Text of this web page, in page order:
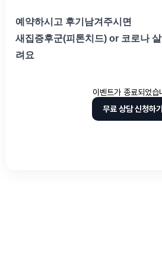
예약하시고 후기남겨주시면
새집증후군(피톤치드) or 코로나
려요
이벤트가 종료되었습
무료 상담 신청하기